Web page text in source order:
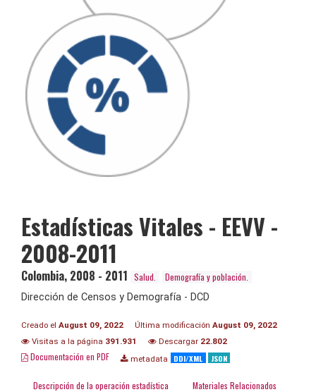
Estadísticas Vitales - EEVV -
2008-2011
Colombia, 2008 - 2011 Salud.
Demografía y población.
Dirección de Censos y Demografía - DCD
Creado el August 09, 2022 Última modificación August 09, 2022
Visitas a la página 391.931 Descargar 22.802
Documentación en PDF metadata DDI/XML JSON
Descripción de la operación estadística Materiales Relacionados